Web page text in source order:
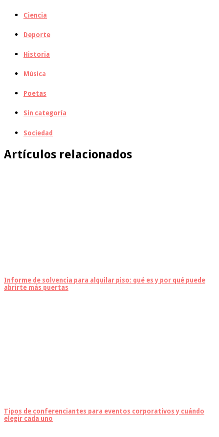
Ciencia
Deporte
Historia
Música
Poetas
Sin categoría
Sociedad
Artículos relacionados
Informe de solvencia para alquilar piso: qué es y por qué puede
abrirte más puertas
Tipos de conferenciantes para eventos corporativos y cuándo
elegir cada uno